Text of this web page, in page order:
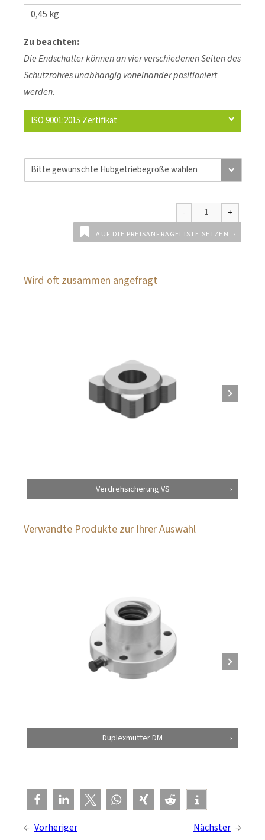
0,45 kg
Zu beachten:
Die Endschalter können an vier verschiedenen Seiten des
Schutzrohres unabhängig voneinander positioniert
werden.
ISO 9001:2015 Zertifikat
AUF DIE PREISANFRAGELISTE SETZEN
Wird oft zusammen angefragt
Verdrehsicherung VS
Verwandte Produkte zur Ihrer Auswahl
Duplexmutter DM
← Vorheriger Nächster →